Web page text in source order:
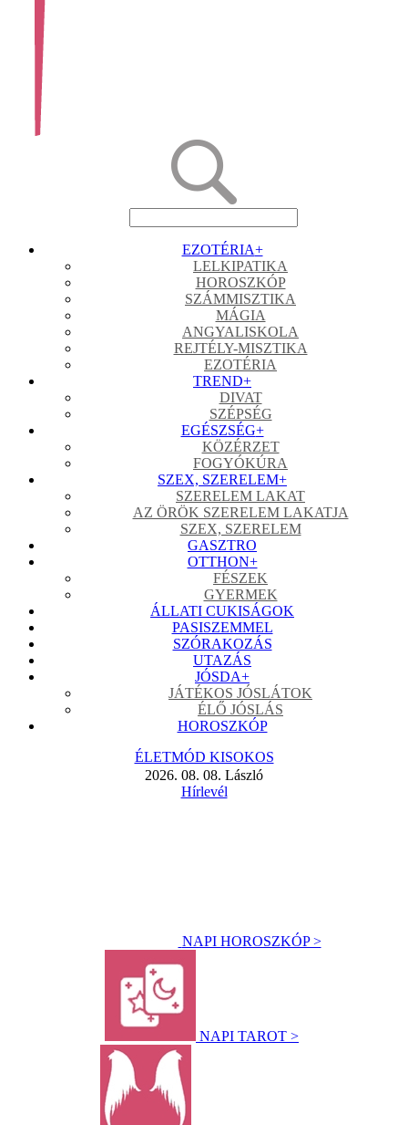
EZOTÉRIA+
LELKIPATIKA
HOROSZKÓP
SZÁMMISZTIKA
MÁGIA
ANGYALISKOLA
REJTÉLY-MISZTIKA
EZOTÉRIA
TREND+
DIVAT
SZÉPSÉG
EGÉSZSÉG+
KÖZÉRZET
FOGYÓKÚRA
SZEX, SZERELEM+
SZERELEM LAKAT
AZ ÖRÖK SZERELEM LAKATJA
SZEX, SZERELEM
GASZTRO
OTTHON+
FÉSZEK
GYERMEK
ÁLLATI CUKISÁGOK
PASISZEMMEL
SZÓRAKOZÁS
UTAZÁS
JÓSDA+
JÁTÉKOS JÓSLÁTOK
ÉLŐ JÓSLÁS
HOROSZKÓP
ÉLETMÓD KISOKOS
2026. 08. 08. László
Hírlevél
NAPI HOROSZKÓP >
NAPI TAROT >